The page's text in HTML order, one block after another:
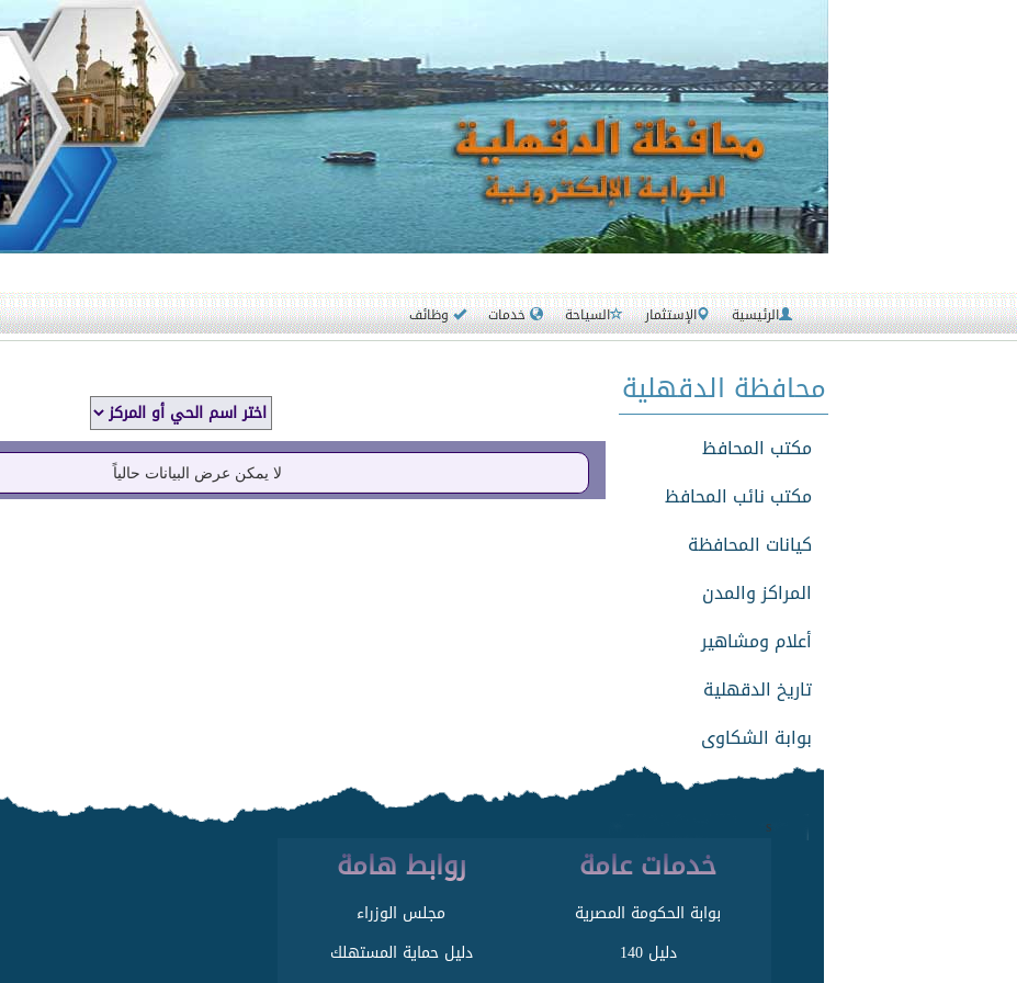
الرئيسية الإستثمار السياحة خدمات وظائف
محافظة الدقهلية
مكتب المحافظ
مكتب نائب المحافظ
كيانات المحافظة
المراكز والمدن
أعلام ومشاهير
تاريخ الدقهلية
بوابة الشكاوى
لا يمكن عرض البيانات حالياً
s
روابط هامة خدمات عامة
مجلس الوزراء
بوابة الحكومة المصرية
دليل حماية المستهلك
دليل 140